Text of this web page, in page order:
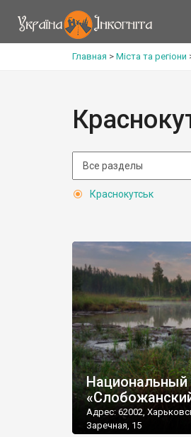
Главная > Міста та регіони
Краснокутськ
Национальный
Адрес: 62002,
Заречная, 15